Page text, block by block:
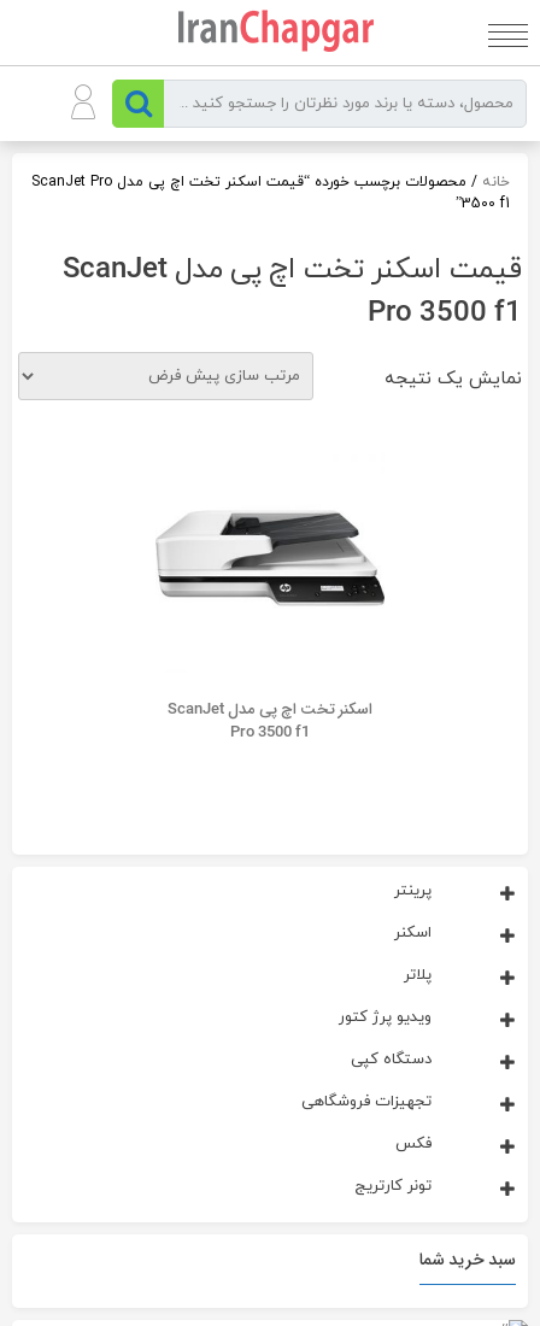
به
خانه
/ محصولات برچسب خورده “قیمت اسکنر تخت اچ پی مدل ScanJet Pro
3500 f1”
قیمت اسکنر تخت اچ پی مدل ScanJet
Pro 3500 f1
نمایش یک نتیجه
اسکنر تخت اچ پی مدل ScanJet
Pro 3500 f1
پرینتر
اسکنر
پلاتر
ویدیو پرژ کتور
دستگاه کپی
تجهیزات فروشگاهی
فکس
تونر کارتریج
سبد خرید شما